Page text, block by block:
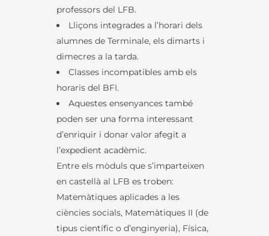
professors del LFB.
Lliçons integrades a l’horari dels
alumnes de Terminale, els dimarts i
dimecres a la tarda.
Classes incompatibles amb els
horaris del BFI.
Aquestes ensenyances també
poden ser una forma interessant
d’enriquir i donar valor afegit a
l’expedient acadèmic.
Entre els mòduls que s’imparteixen
en castellà al LFB es troben:
Matemàtiques aplicades a les
ciències socials, Matemàtiques II (de
tipus científic o d’enginyeria), Física,